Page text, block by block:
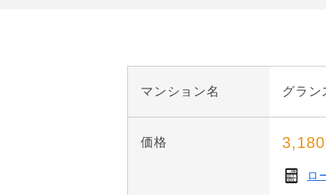
マンション名 グラン
価格 3,180
ロ